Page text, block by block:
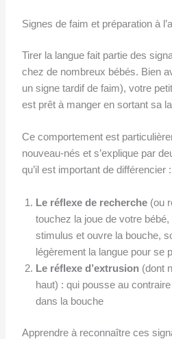
Signes de faim et préparation à
Tirer la langue fait partie des
chez de nombreux bébés. Bien
un signe tardif de faim), votre
est prêt à manger en sortant sa
Ce comportement est
nouveau-nés et s’explique par
qu’il est important de différencier :
Le réflexe de recherche(ou
touchez la joue de votre
stimulus et ouvre la bouche,
légèrement la langue pour se
Le réflexe d’extrusion(dont
haut) : qui pousse au
dans la bouche
Apprendre à reconnaître ces